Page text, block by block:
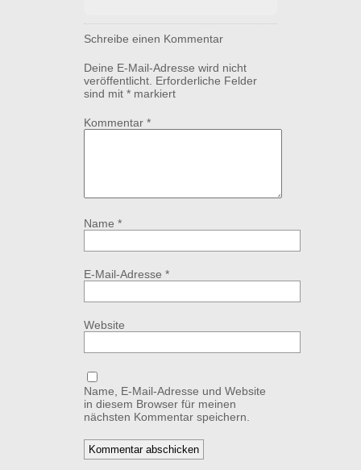
Schreibe einen Kommentar
Deine E-Mail-Adresse wird nicht
veröffentlicht. Erforderliche Felder
sind mit * markiert
Kommentar *
Name *
E-Mail-Adresse *
Website
Name, E-Mail-Adresse und Website
in diesem Browser für meinen
nächsten Kommentar speichern.